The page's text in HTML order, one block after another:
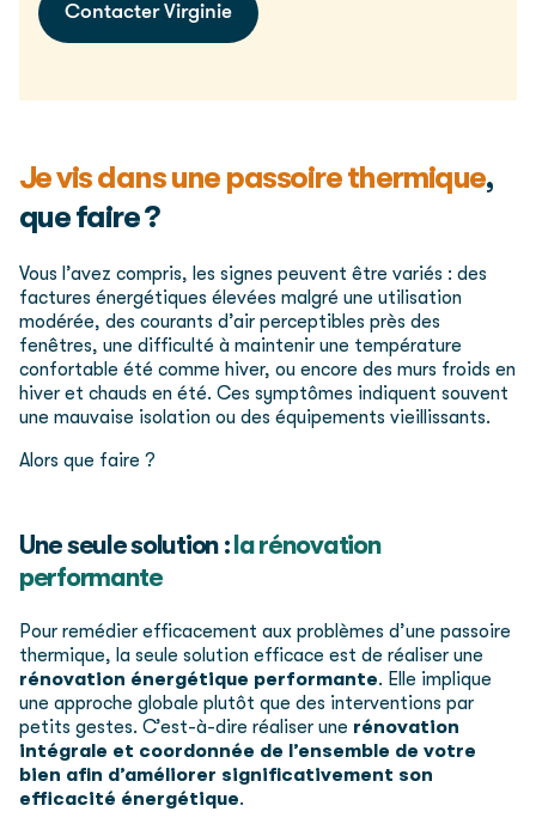
Contacter Virginie
Je vis dans une passoire thermique,
que faire ?
Vous l’avez compris, les signes peuvent être variés : des
factures énergétiques élevées malgré une utilisation
modérée, des courants d’air perceptibles près des
fenêtres, une difficulté à maintenir une température
confortable été comme hiver, ou encore des murs froids en
hiver et chauds en été. Ces symptômes indiquent souvent
une mauvaise isolation ou des équipements vieillissants.
Alors que faire ?
Une seule solution : la rénovation
performante
Pour remédier efficacement aux problèmes d’une passoire
thermique, la seule solution efficace est de réaliser une
rénovation énergétique performante. Elle implique
une approche globale plutôt que des interventions par
petits gestes. C’est-à-dire réaliser une rénovation
intégrale et coordonnée de l’ensemble de votre
bien afin d’améliorer significativement son
efficacité énergétique.